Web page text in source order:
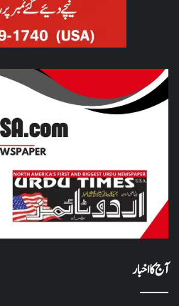
آج کا اخبار